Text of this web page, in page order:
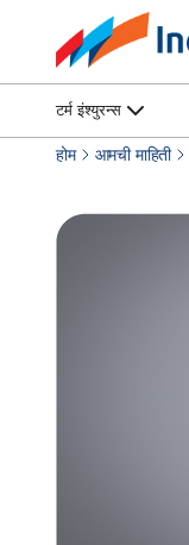
टर्म इंश्युरन्स
होम आमची माहिती